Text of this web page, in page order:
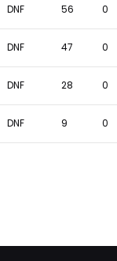
DNF 56 0
DNF 47 0
DNF 28 0
DNF 9 0